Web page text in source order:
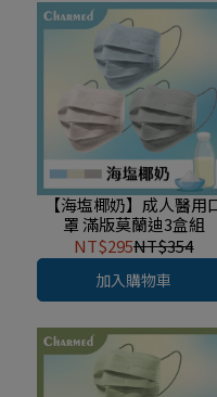
【海塩椰奶】成人醫用
罩 滿版莫蘭迪3盒組
NT$295NT$354
加入購物車